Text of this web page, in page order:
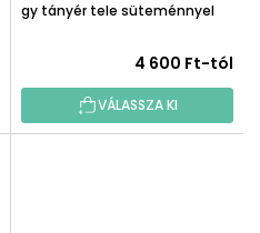
Egy tányér tele süteménnyel
4 600 Ft-tól
VÁLASSZA KI